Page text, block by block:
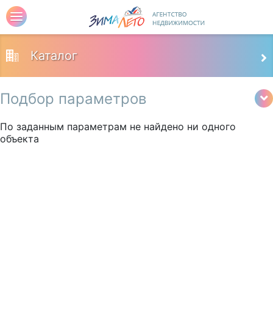
Каталог
Подбор параметров
По заданным параметрам не найдено ни одного
объекта